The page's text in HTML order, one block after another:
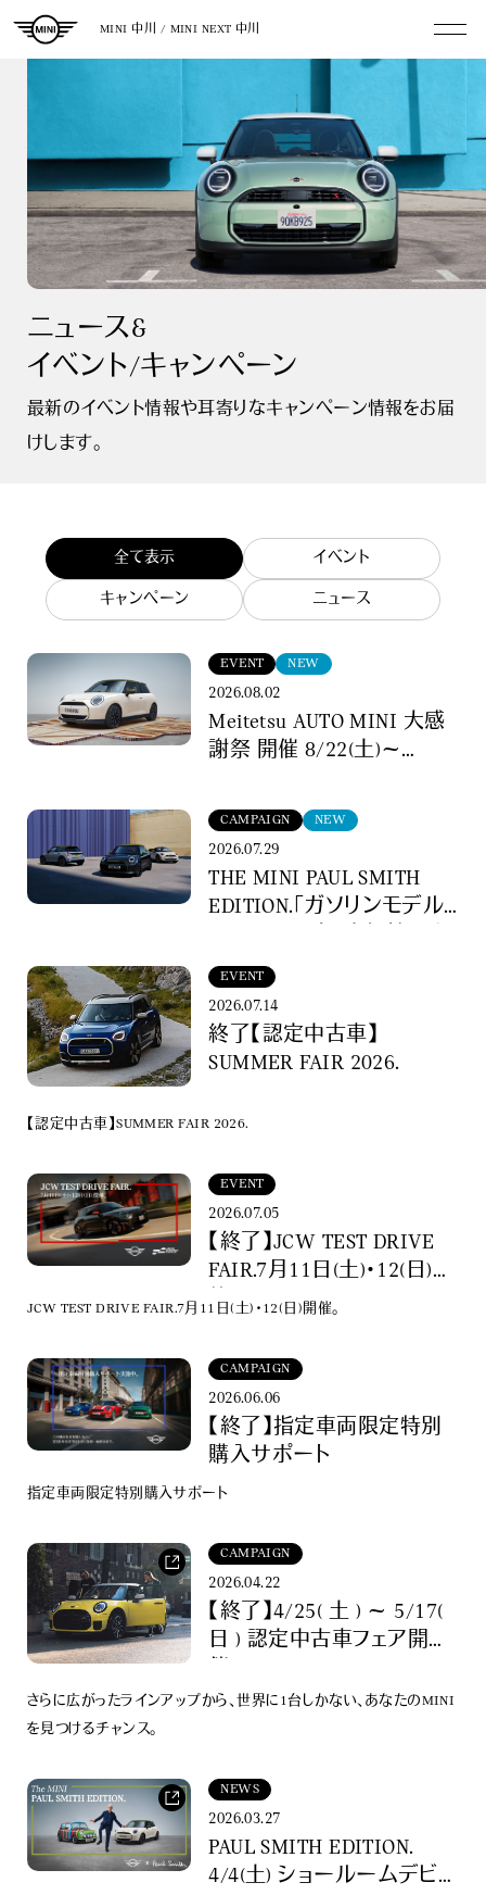
MINI 中川 / MINI NEXT 中川
ニュース&
イベント/キャンペーン
最新のイベント情報や耳寄りなキャンペーン情報をお届
けします。
全て表示 イベント
キャンペーン ニュース
EVENT NEW
2026.08.02
Meitetsu AUTO MINI 大感
謝祭 開催 8/22(土)～
CAMPAIGN NEW
2026.07.29
THE MINI PAUL SMITH
EDITION.「ガソリンモデル
ャンペーン
EVENT
2026.07.14
終了【認定中古車】
SUMMER FAIR 2026.
【認定中古車】SUMMER FAIR 2026.
EVENT
2026.07.05
【終了】JCW TEST DRIVE
FAIR.7月11日(土)・12(日)開
催。
JCW TEST DRIVE FAIR.7月11日(土)・12(日)開催。
CAMPAIGN
2026.06.06
【終了】指定車両限定特別
購入サポート
指定車両限定特別購入サポート
CAMPAIGN
2026.04.22
【終了】4/25( 土 ) ～ 5/17(
日 ) 認定中古車フェア開
さらに広がったラインアップから、世界に1台しかない、あなたのMINI
を見つけるチャンス。
NEWS
2026.03.27
PAUL SMITH EDITION.
4/4(土) ショールームデビュ